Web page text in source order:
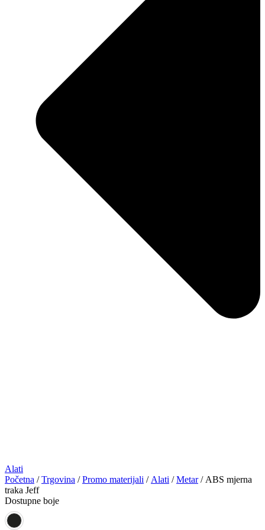
Alati
Početna /Trgovina /Promo materijali / Alati /Metar/ ABS mjerna
traka Jeff
Dostupne boje